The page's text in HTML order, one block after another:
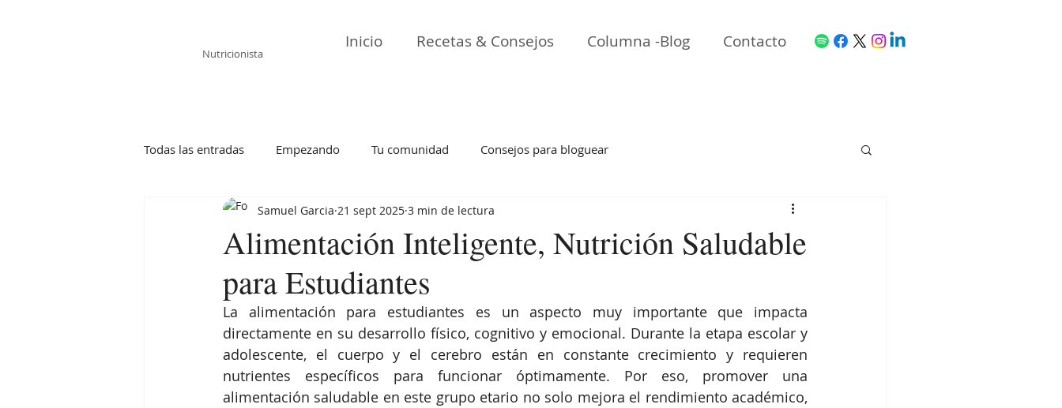
Nutricionista
Inicio Recetas & Consejos Columna -Blog Contacto
Todas las entradas Empezando Tu comunidad Consejos para bloguear
Alimentación Inteligente, Nutrición Saludable
para Estudiantes
Samuel Garcia 21 sept 2025 3 min de lectura
La alimentación para estudiantes es un aspecto muy importante que impacta
directamente en su desarrollo físico, cognitivo y emocional. Durante la etapa escolar y
adolescente, el cuerpo y el cerebro están en constante crecimiento y requieren
nutrientes específicos para funcionar óptimamente. Por eso, promover una
alimentación saludable en este grupo etario no solo mejora el rendimiento académico,